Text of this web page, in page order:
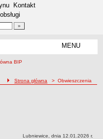
Kontakt
MENU
ścieżka nawigacji
Strona główna > Obwieszczenia
Lubniewice, dnia 12.01.2026 r.